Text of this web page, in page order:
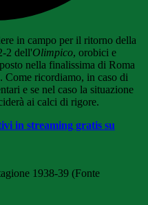
in campo per il ritorno della
2 dell'Olimpico, orobici e
nella finalissima di Roma
. Come ricordiamo, in caso di
e se nel caso la situazione
ai calci di rigore.
in streaming gratis su
1938-39 (Fonte